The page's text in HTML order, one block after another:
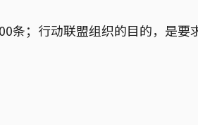
条；行动联盟组织的目的，是